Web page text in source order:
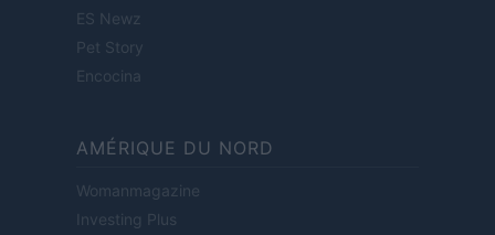
ES Newz
Pet Story
Encocina
AMÉRIQUE DU NORD
Womanmagazine
Investing Plus